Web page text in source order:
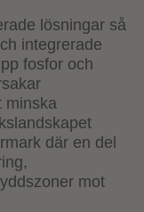
lösningar så
integrerade
fosfor och
minska
där en del
mot